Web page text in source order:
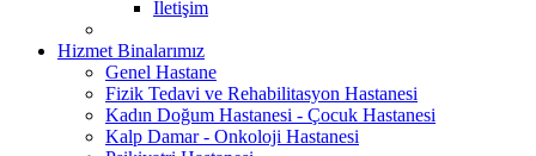
İletişim
Hizmet Binalarımız
Genel Hastane
Fizik Tedavi ve Rehabilitasyon Hastanesi
Kadın Doğum Hastanesi - Çocuk Hastanesi
Kalp Damar - Onkoloji Hastanesi